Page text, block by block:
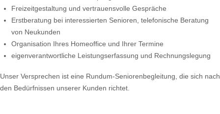
Freizeitgestaltung und vertrauensvolle Gespräche
Erstberatung bei interessierten Senioren, telefonische Beratung
von Neukunden
Organisation Ihres Homeoffice und Ihrer Termine
eigenverantwortliche Leistungserfassung und Rechnungslegung
Unser Versprechen ist eine Rundum-Seniorenbegleitung, die sich nach
den Bedürfnissen unserer Kunden richtet.